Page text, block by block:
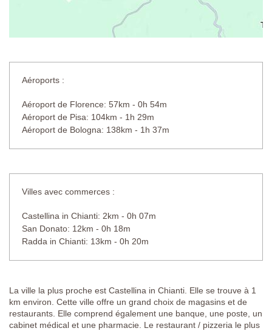
Aéroports :
Aéroport de Florence: 57km - 0h 54m
Aéroport de Pisa: 104km - 1h 29m
Aéroport de Bologna: 138km - 1h 37m
Villes avec commerces :
Castellina in Chianti: 2km - 0h 07m
San Donato: 12km - 0h 18m
Radda in Chianti: 13km - 0h 20m
La ville la plus proche est Castellina in Chianti. Elle se trouve à 1
km environ. Cette ville offre un grand choix de magasins et de
restaurants. Elle comprend également une banque, une poste, un
cabinet médical et une pharmacie. Le restaurant / pizzeria le plus